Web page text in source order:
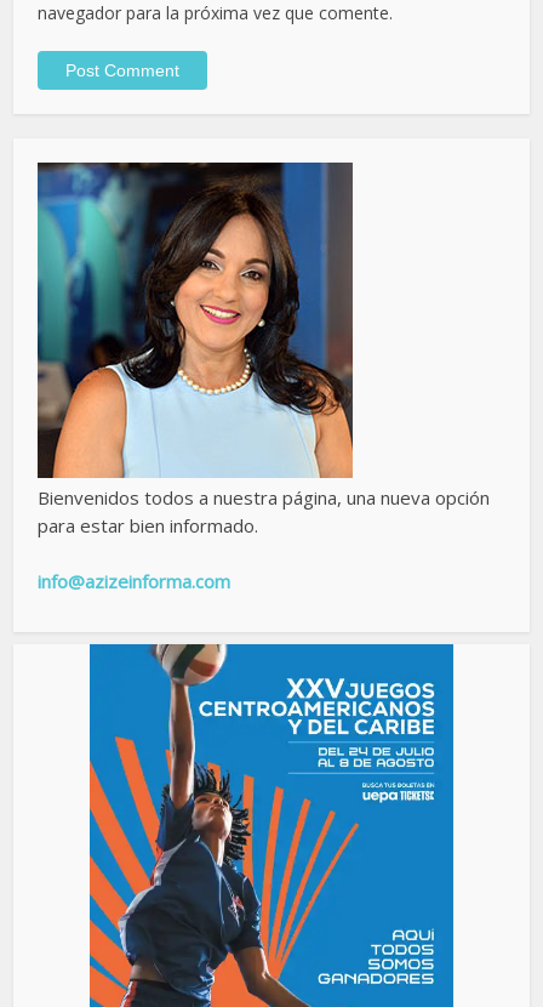
navegador para la próxima vez que comente.
Bienvenidos todos a nuestra página, una nueva opción
para estar bien informado.
info@azizeinforma.com